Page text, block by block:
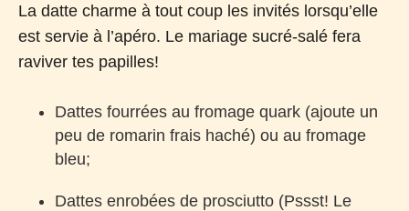
La datte charme à tout coup les invités lorsqu’elle
est servie à l’apéro. Le mariage sucré-salé fera
raviver tes papilles!
Dattes fourrées au fromage quark (ajoute un
peu de romarin frais haché) ou au fromage
bleu;
Dattes enrobées de prosciutto (Pssst! Le